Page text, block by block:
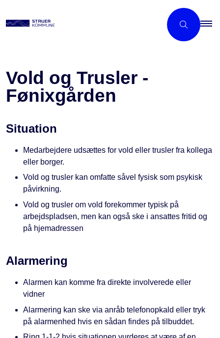
Vold og Trusler -
Fønixgården
Situation
Medarbejdere udsættes for vold eller trusler fra kollega
eller borger.
Vold og trusler kan omfatte såvel fysisk som psykisk
påvirkning.
Vold og trusler om vold forekommer typisk på
arbejdspladsen, men kan også ske i ansattes fritid og
på hjemadressen
Alarmering
Alarmen kan komme fra direkte involverede eller
vidner
Alarmering kan ske via anråb telefonopkald eller tryk
på alarmenhed hvis en sådan findes på tilbuddet.